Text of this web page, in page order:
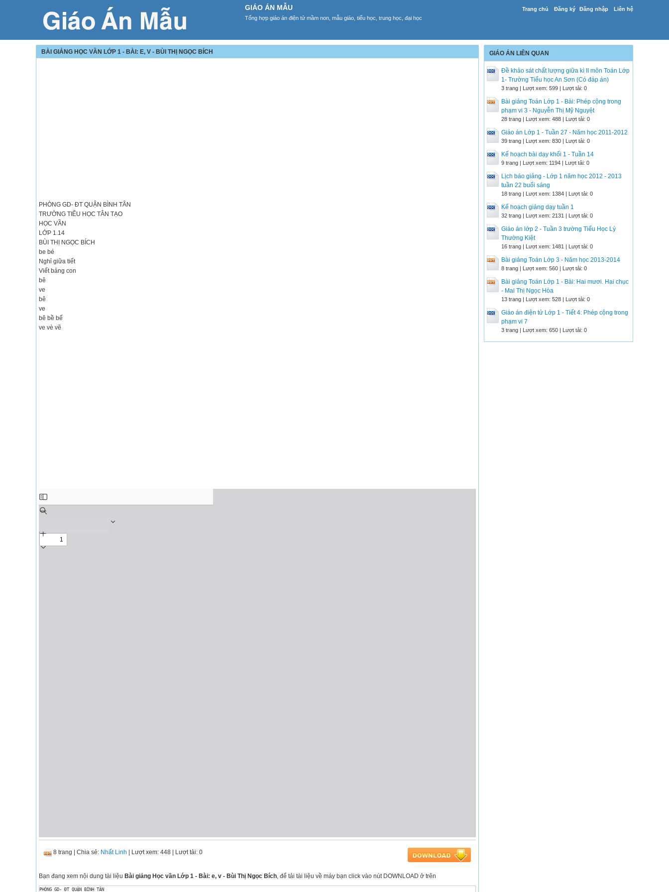
Trang chủ Đăng ký Đăng nhập Liên hệ
GIÁO ÁN MẪU
Tổng hợp giáo án điện tử mầm non, mẫu giáo, tiểu học, trung học, đại học
BÀI GIẢNG HỌC VẦN LỚP 1 - BÀI: E, V - BÙI THỊ NGỌC BÍCH
PHÒNG GD- ĐT QUẬN BÌNH TÂN
TRƯỜNG TIỂU HỌC TÂN TẠO
HỌC VẦN
LỚP 1.14
BÙI THỊ NGỌC BÍCH
be bé
Nghỉ giữa tiết
Viết bảng con
bê
ve
bê
ve
bê bề bế
ve vè vẽ
8 trang Chia sẻ: Nhất Linh | Lượt xem: 448 | Lượt tải: 0
Bạn đang xem nội dung tài liệu Bài giảng Học vần Lớp 1 - Bài: e, v - Bùi Thị Ngọc Bích, để tải tài liệu về máy bạn click vào nút DOWNLOAD ở trên
PHÒNG GD- ĐT QUẬN BÌNH TÂN
GIÁO ÁN LIÊN QUAN
Đề khảo sát chất lượng giữa kì II môn Toán Lớp
1- Trường Tiểu học An Sơn (Có đáp án)
3 trang | Lượt xem: 599 | Lượt tải: 0
Bài giảng Toán Lớp 1 - Bài: Phép cộng trong
phạm vi 3 - Nguyễn Thị Mỹ Nguyệt
28 trang | Lượt xem: 488 | Lượt tải: 0
Giáo án Lớp 1 - Tuần 27 - Năm học 2011-2012
39 trang | Lượt xem: 830 | Lượt tải: 0
Kế hoạch bài dạy khối 1 - Tuần 14
9 trang | Lượt xem: 1194 | Lượt tải: 0
Lịch báo giảng - Lớp 1 năm học 2012 - 2013
tuần 22 buổi sáng
18 trang | Lượt xem: 1384 | Lượt tải: 0
Kế hoạch giảng dạy tuần 1
32 trang | Lượt xem: 2131 | Lượt tải: 0
Giáo án lớp 2 - Tuần 3 trường Tiểu Học Lý
Thường Kiệt
16 trang | Lượt xem: 1481 | Lượt tải: 0
Bài giảng Toán Lớp 3 - Năm học 2013-2014
8 trang | Lượt xem: 560 | Lượt tải: 0
Bài giảng Toán Lớp 1 - Bài: Hai mươi. Hai chục
- Mai Thị Ngọc Hòa
13 trang | Lượt xem: 528 | Lượt tải: 0
Giáo án điện tử Lớp 1 - Tiết 4: Phép cộng trong
phạm vi 7
3 trang | Lượt xem: 650 | Lượt tải: 0